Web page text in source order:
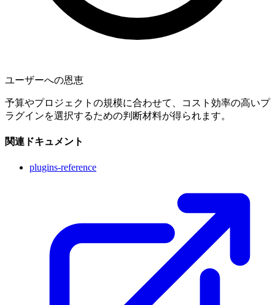
ユーザーへの恩恵
予算やプロジェクトの規模に合わせて、コスト効率の高いプ
ラグインを選択するための判断材料が得られます。
関連ドキュメント
plugins-reference